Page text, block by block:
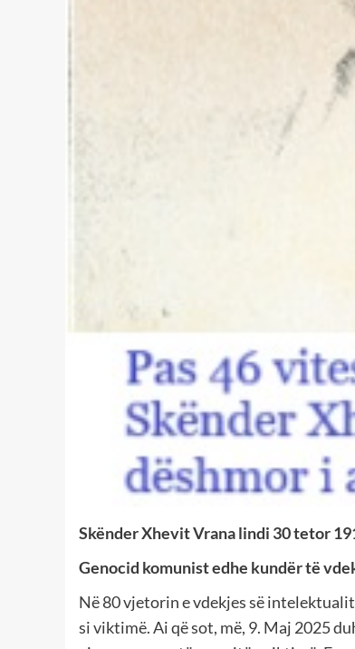
Skënder Xhevit Vrana lindi 30 tetor
Genocid komunist edhe kundër të
Në 80 vjetorin e vdekjes së
si viktimë. Ai që sot, më, 9. Maj 2025